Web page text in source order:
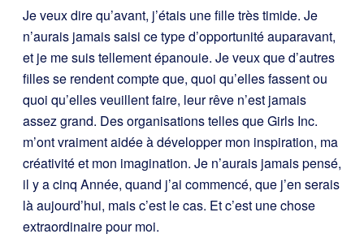
Je veux dire qu’avant, j’étais une fille très timide. Je
n’aurais jamais saisi ce type d’opportunité auparavant,
et je me suis tellement épanouie. Je veux que d’autres
filles se rendent compte que, quoi qu’elles fassent ou
quoi qu’elles veuillent faire, leur rêve n’est jamais
assez grand. Des organisations telles que Girls Inc.
m’ont vraiment aidée à développer mon inspiration, ma
créativité et mon imagination. Je n’aurais jamais pensé,
il y a cinq Année, quand j’ai commencé, que j’en serais
là aujourd’hui, mais c’est le cas. Et c’est une chose
extraordinaire pour moi.